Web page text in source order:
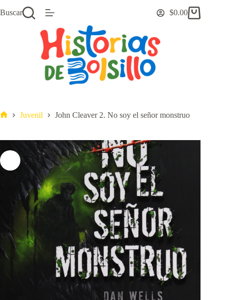
al
Buscar
Carro
$0.00
Juvenil John Cleaver 2. No soy el señor monstruo